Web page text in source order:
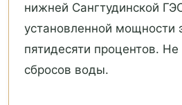
нижней Сангтудинской
установленной мощности
пятидесяти процентов.
сбросов воды.